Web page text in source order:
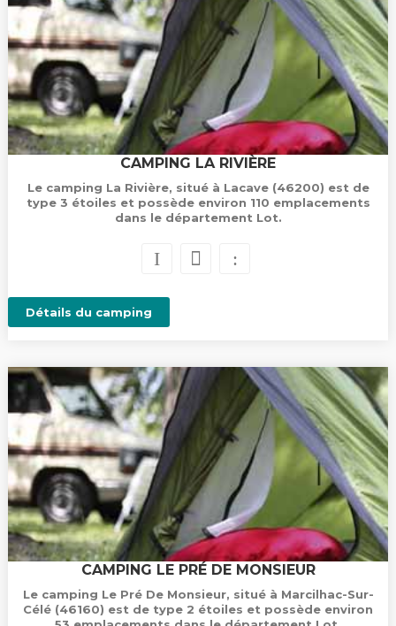
CAMPING LA RIVIÈRE
Le camping La Rivière, situé à Lacave (46200) est de
type 3 étoiles et possède environ 110 emplacements
dans le département Lot.
Détails du camping
CAMPING LE PRÉ DE MONSIEUR
Le camping Le Pré De Monsieur, situé à Marcilhac-Sur-
Célé (46160) est de type 2 étoiles et possède environ